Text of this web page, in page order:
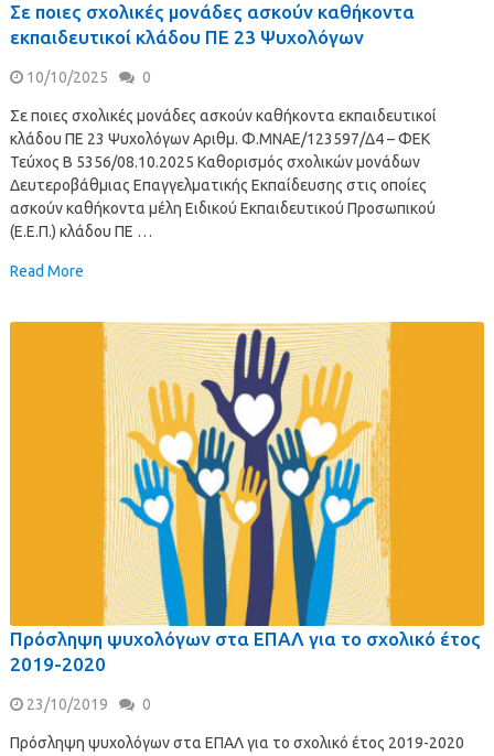
Σε ποιες σχολικές μονάδες ασκούν καθήκοντα
εκπαιδευτικοί κλάδου ΠΕ 23 Ψυχολόγων
10/10/2025 0
Σε ποιες σχολικές μονάδες ασκούν καθήκοντα εκπαιδευτικοί
κλάδου ΠΕ 23 Ψυχολόγων Αριθμ. Φ.ΜΝΑΕ/123597/Δ4 – ΦΕΚ
Τεύχος Β 5356/08.10.2025 Καθορισμός σχολικών μονάδων
Δευτεροβάθμιας Επαγγελματικής Εκπαίδευσης στις οποίες
ασκούν καθήκοντα μέλη Ειδικού Εκπαιδευτικού Προσωπικού
(Ε.Ε.Π.) κλάδου ΠΕ …
Read More
Πρόσληψη ψυχολόγων στα ΕΠΑΛ για το σχολικό έτος
2019-2020
23/10/2019 0
Πρόσληψη ψυχολόγων στα ΕΠΑΛ για το σχολικό έτος 2019-2020